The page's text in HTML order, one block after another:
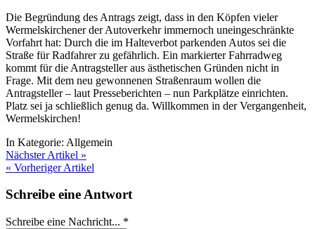
Die Begründung des Antrags zeigt, dass in den Köpfen vieler
Wermelskirchener der Autoverkehr immernoch uneingeschränkte
Vorfahrt hat: Durch die im Halteverbot parkenden Autos sei die
Straße für Radfahrer zu gefährlich. Ein markierter Fahrradweg
kommt für die Antragsteller aus ästhetischen Gründen nicht in
Frage. Mit dem neu gewonnenen Straßenraum wollen die
Antragsteller – laut Presseberichten – nun Parkplätze einrichten.
Platz sei ja schließlich genug da. Willkommen in der Vergangenheit,
Wermelskirchen!
In Kategorie: Allgemein
Nächster Artikel »
« Vorheriger Artikel
Schreibe eine Antwort
Schreibe eine Nachricht... *